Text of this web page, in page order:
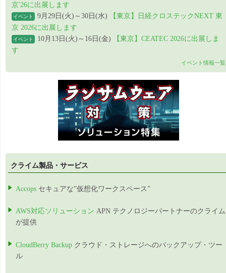
京'26に出展します
イベント 9月29日(火)～30日(水)
【東京】日経クロステックNEXT 東
京 2026に出展します
イベント 10月13日(火)～16日(金)
【東京】CEATEC 2026に出展しま
す
イベント情報一覧
クライム製品・サービス
Accops セキュアな”仮想化ワークスペース”
AWS対応ソリューション APN テクノロジーパートナーのクライム
が提供
CloudBerry Backup クラウド・ストレージへのバックアップ・ツー
ル